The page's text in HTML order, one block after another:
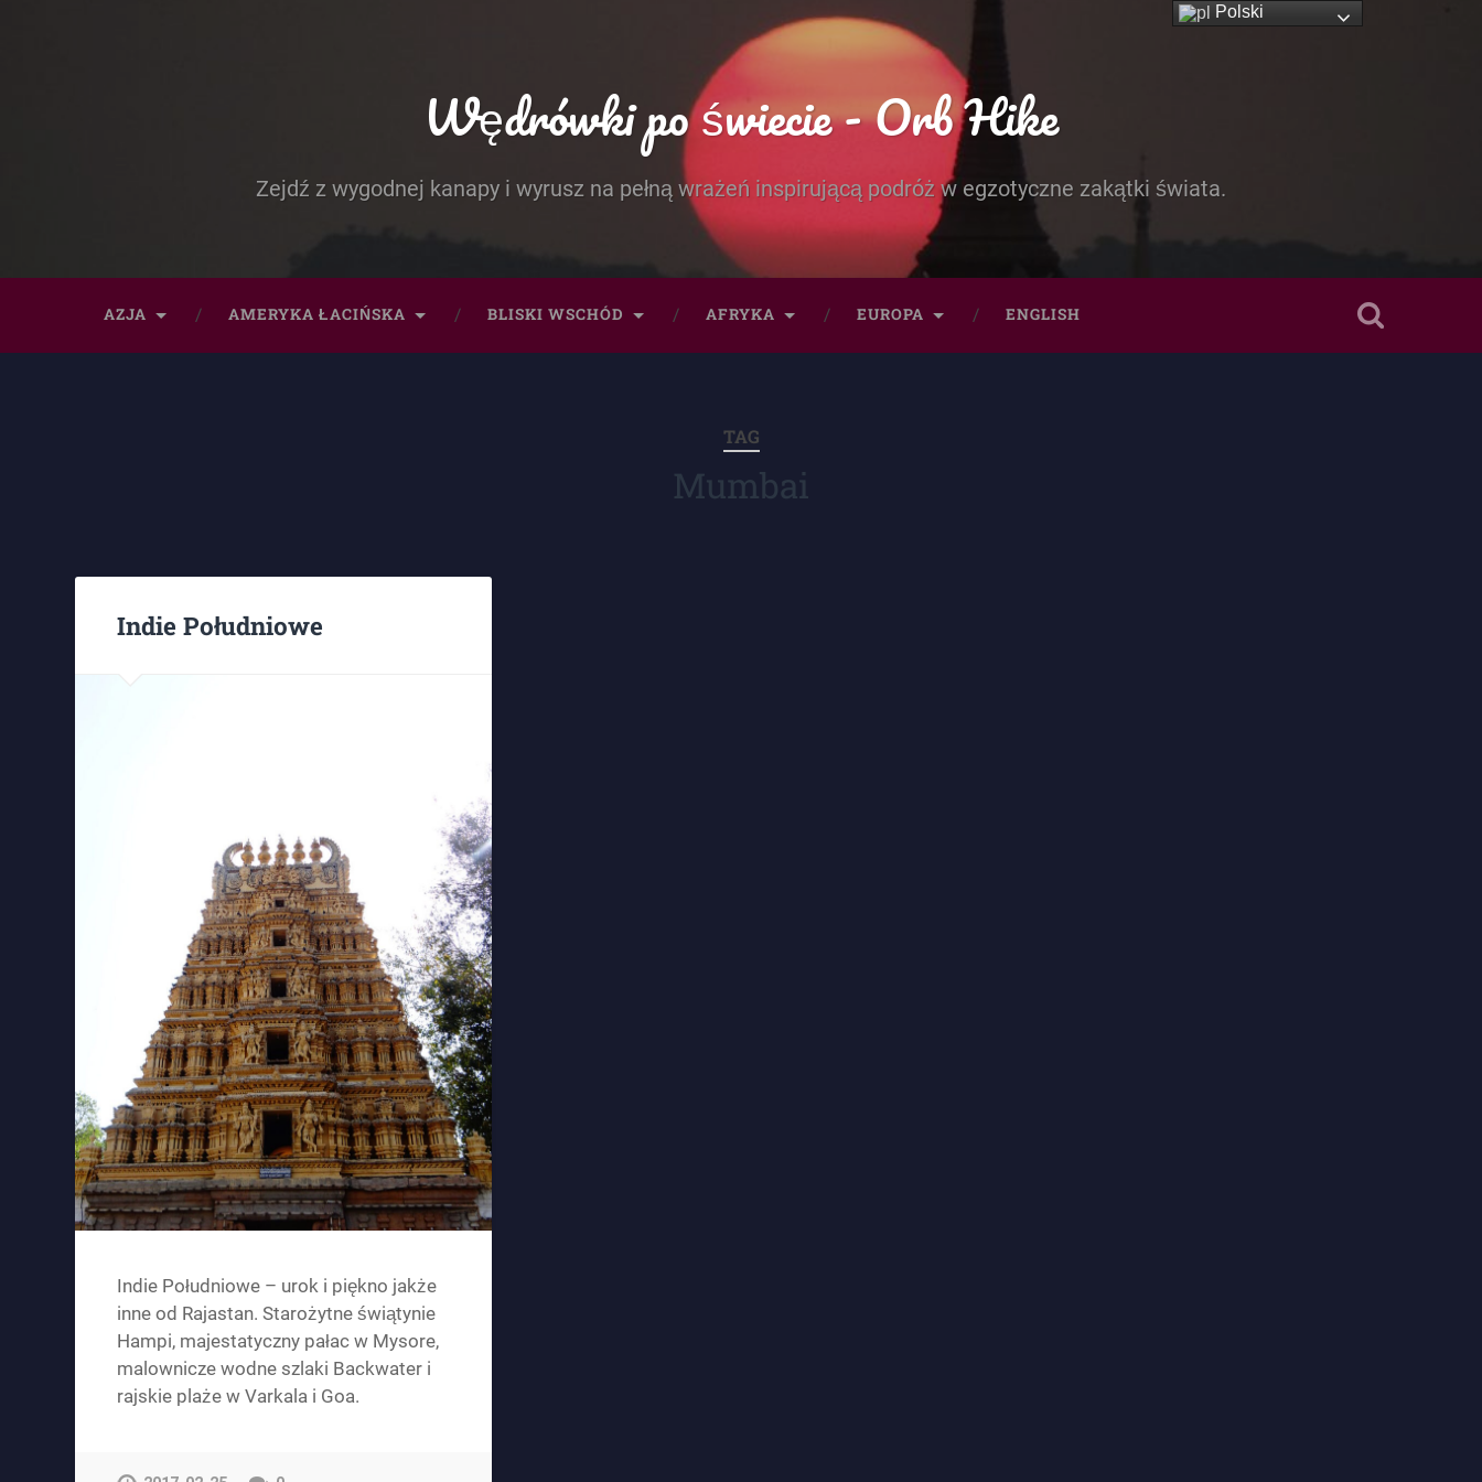
Wędrówki po świecie - Orb Hike
Zejdź z wygodnej kanapy i wyrusz na pełną wrażeń inspirującą podróż w egzotyczne zakątki świata.
AZJA AMERYKA ŁACIŃSKA BLISKI WSCHÓD AFRYKA EUROPA ENGLISH
TAG
Mumbai
Indie Południowe
Indie Południowe – urok i piękno jakże
inne od Rajastan. Starożytne świątynie
Hampi, majestatyczny pałac w Mysore,
malownicze wodne szlaki Backwater i
rajskie plaże w Varkala i Goa.
Polski